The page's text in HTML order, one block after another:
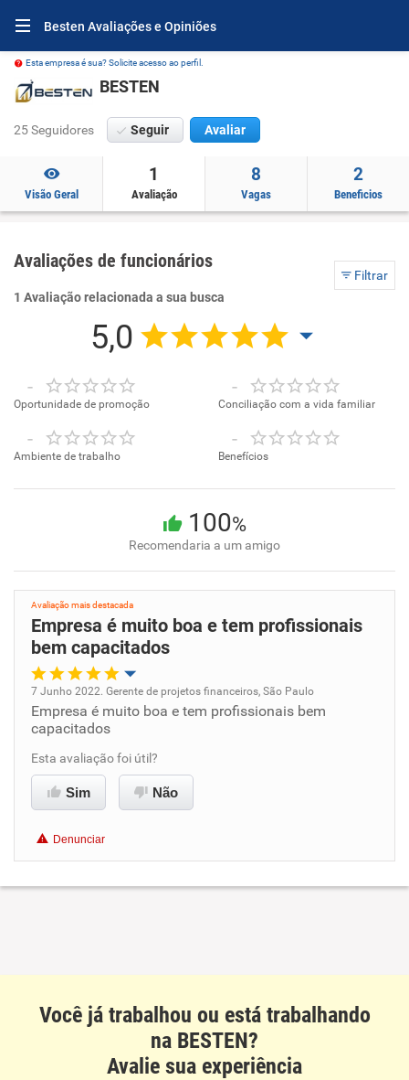
Besten Avaliações e Opiniões
Esta empresa é sua? Solicite acesso ao perfil.
BESTEN
25 Seguidores Seguir Avaliar
Visão Geral
1
Avaliação
8
Vagas
2
Beneficios
Avaliações de funcionários
Filtrar
1 Avaliação relacionada a sua busca
5,0
-
Oportunidade de promoção
-
Conciliação com a vida familiar
-
Ambiente de trabalho
-
Benefícios
100%
Recomendaria a um amigo
Avaliação mais destacada
Empresa é muito boa e tem profissionais
bem capacitados
Oportunidade de promoção
Ambiente de trabalho
Conciliação com a vida familiar
Benefícios
7 Junho 2022. Gerente de projetos financeiros, São Paulo
Empresa é muito boa e tem profissionais bem
capacitados
Esta avaliação foi útil?
Sim Não
Denunciar
Você já trabalhou ou está trabalhando
na BESTEN?
Avalie sua experiência